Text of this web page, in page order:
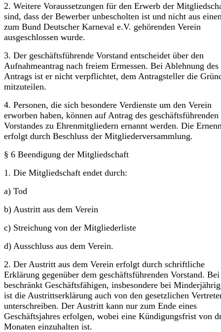
2. Weitere Voraussetzungen für den Erwerb der
sind, dass der Bewerber unbescholten ist und nicht aus
zum Bund Deutscher Karneval e.V. gehörenden Verein
ausgeschlossen wurde.
3. Der geschäftsführende Vorstand entscheidet über den
Aufnahmeantrag nach freiem Ermessen. Bei Ablehnung des
Antrags ist er nicht verpflichtet, dem Antragsteller die
mitzuteilen.
4. Personen, die sich besondere Verdienste um den Verein
erworben haben, können auf Antrag des geschäftsführenden
Vorstandes zu Ehrenmitgliedern ernannt werden. Die
erfolgt durch Beschluss der Mitgliederversammlung.
§ 6 Beendigung der Mitgliedschaft
1. Die Mitgliedschaft endet durch:
a) Tod
b) Austritt aus dem Verein
c) Streichung von der Mitgliederliste
d) Ausschluss aus dem Verein.
2. Der Austritt aus dem Verein erfolgt durch schriftliche
Erklärung gegenüber dem geschäftsführenden Vorstand. Bei
beschränkt Geschäftsfähigen, insbesondere bei
ist die Austrittserklärung auch von den gesetzlichen
unterschreiben. Der Austritt kann nur zum Ende eines
Geschäftsjahres erfolgen, wobei eine Kündigungsfrist von
Monaten einzuhalten ist.